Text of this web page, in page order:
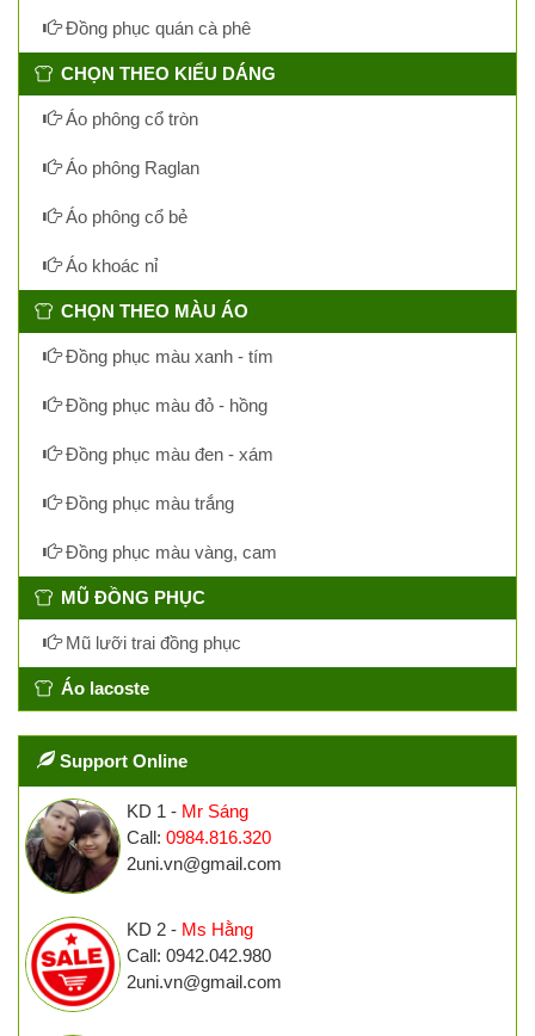
Đồng phục quán cà phê
CHỌN THEO KIỂU DÁNG
Áo phông cổ tròn
Áo phông Raglan
Áo phông cổ bẻ
Áo khoác nỉ
CHỌN THEO MÀU ÁO
Đồng phục màu xanh - tím
Đồng phục màu đỏ - hồng
Đồng phục màu đen - xám
Đồng phục màu trắng
Đồng phục màu vàng, cam
MŨ ĐỒNG PHỤC
Mũ lưỡi trai đồng phục
Áo lacoste
Support Online
KD 1 - Mr Sáng
Call: 0984.816.320
2uni.vn@gmail.com
KD 2 - Ms Hằng
Call: 0942.042.980
2uni.vn@gmail.com